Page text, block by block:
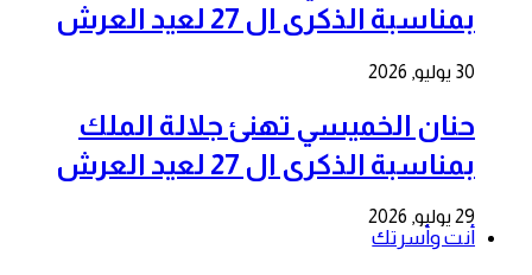
بمناسبة الذكرى ال 27 لعيد العرش
30 يوليو, 2026
حنان الخميسي تهنئ جلالة الملك
بمناسبة الذكرى ال 27 لعيد العرش
29 يوليو, 2026
أنت وأسرتك